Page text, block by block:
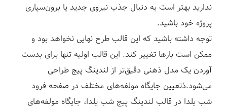
ندارید بهتر است به دنبال جذب نیروی جدید یا برون‌سپاری
پروژه خود باشید.
توجه داشته باشید که این قالب طرح نهایی نخواهد بود و
ممکن است بارها تغییر کند. این قالب اولیه تنها برای بدست
آوردن یک مدل ذهنی دقیق‌تر از لندینگ پیج طراحی
می‌شود.ذتعیین جایگاه مولفه‌های مختلف در صفحه فرود
شب یلدا در قالب لندینگ پیج شب یلدا، جایگاه مولفه‌های